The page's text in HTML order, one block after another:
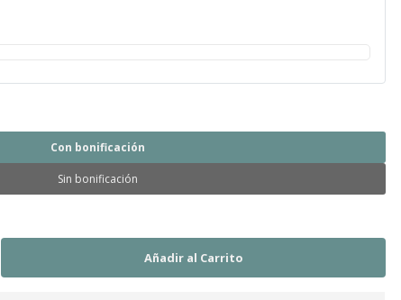
Con bonificación
Sin bonificación